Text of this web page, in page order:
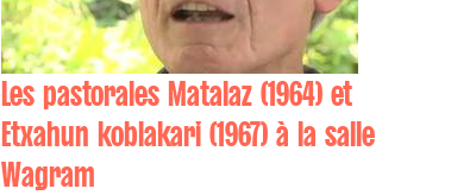
Les pastorales Matalaz (1964) et
Etxahun koblakari (1967) à la salle
Wagram